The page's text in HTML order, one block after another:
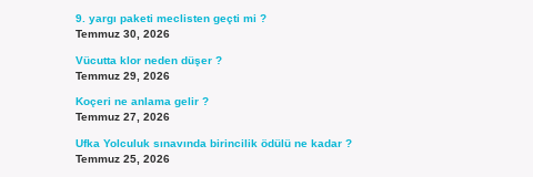
9. yargı paketi meclisten geçti mi ?
Temmuz 30, 2026
Vücutta klor neden düşer ?
Temmuz 29, 2026
Koçeri ne anlama gelir ?
Temmuz 27, 2026
Ufka Yolculuk sınavında birincilik ödülü ne kadar ?
Temmuz 25, 2026